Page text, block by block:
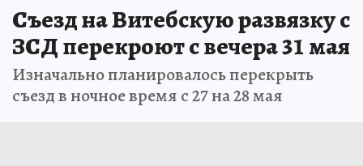
Съезд на Витебскую развязку с
ЗСД перекроют с вечера 31 мая
Изначально планировалось перекрыть
съезд в ночное время с 27 на 28 мая